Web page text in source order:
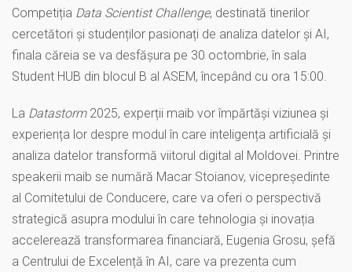
Competiția Data Scientist Challenge, destinată tinerilor
cercetători și studenților pasionați de analiza datelor și AI,
finala căreia se va desfășura pe 30 octombrie, în sala
Student HUB din blocul B al ASEM, începând cu ora 15:00.
La Datastorm2025, experții maib vor împărtăși viziunea și
experiența lor despre modul în care inteligența artificială și
analiza datelor transformă viitorul digital al Moldovei. Printre
speakerii maib se numără Macar Stoianov, vicepreședinte
al Comitetului de Conducere, care va oferi o perspectivă
strategică asupra modului în care tehnologia și inovația
accelerează transformarea financiară, Eugenia Grosu, șefă
a Centrului de Excelență în AI, care va prezenta cum